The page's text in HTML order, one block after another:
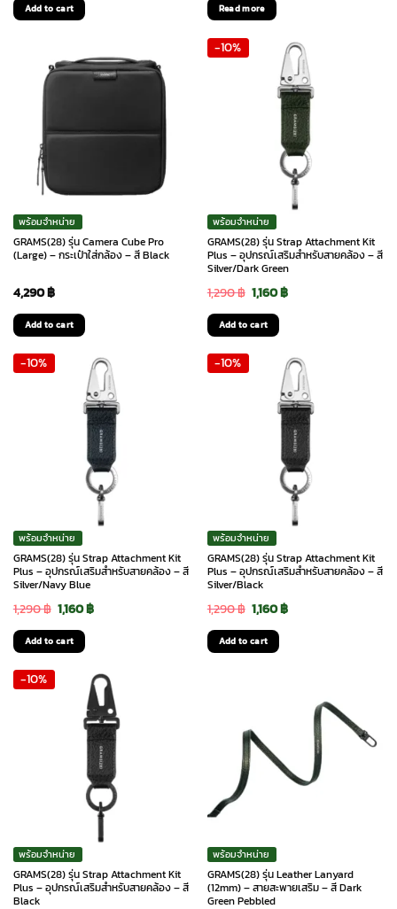
Add to cart Read more
พร้อมจำหน่าย
GRAMS(28) รุ่น Camera Cube Pro
(Large) – กระเป๋าใส่กล้อง – สี Black
4,290฿
Add to cart
-10%
พร้อมจำหน่าย
GRAMS(28) รุ่น Strap Attachment Kit
Plus – อุปกรณ์เสริมสำหรับสายคล้อง – สี
Silver/Dark Green
1,290฿ Original
price
was:
1,290 ฿.
1,160฿Current
1,160 ฿.
Add to cart
-10%
พร้อมจำหน่าย
GRAMS(28) รุ่น Strap Attachment Kit
Plus – อุปกรณ์เสริมสำหรับสายคล้อง – สี
Silver/Navy Blue
1,290฿ Original
price
was:
1,290 ฿.
1,160฿Current
1,160 ฿.
Add to cart
-10%
พร้อมจำหน่าย
GRAMS(28) รุ่น Strap Attachment Kit
Plus – อุปกรณ์เสริมสำหรับสายคล้อง – สี
Silver/Black
1,290฿ Original
price
was:
1,160฿Current
Add to cart
-10%
พร้อมจำหน่าย
GRAMS(28) รุ่น Strap Attachment Kit
Plus – อุปกรณ์เสริมสำหรับสายคล้อง – สี
Black
พร้อมจำหน่าย
GRAMS(28) รุ่น Leather Lanyard
(12mm) – สายสะพายเสริม – สี Dark
Green Pebbled